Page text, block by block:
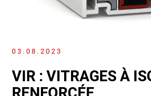
03.08.2023
VIR : VITRAGES À